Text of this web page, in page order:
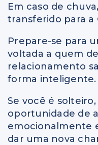
Em caso de
transferido para a
Prepare-se para
voltada a quem
relacionamento
forma inteligente.
Se você é
oportunidade de
emocionalmente
dar uma nova